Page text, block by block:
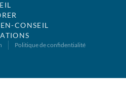
CONSEIL
Politique de confidentialité